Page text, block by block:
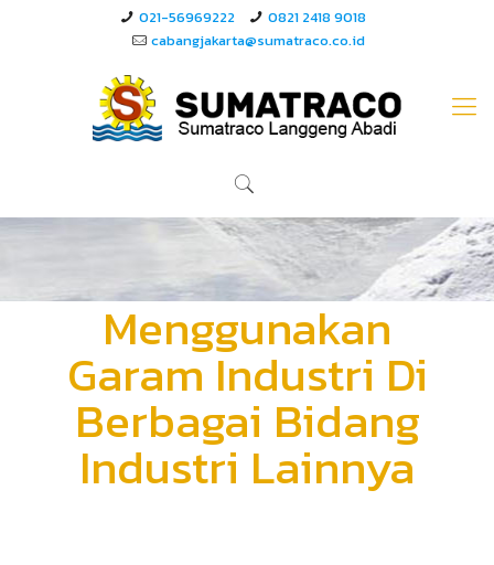
021-56969222
0821 2418 9018
cabangjakarta@sumatraco.co.id
Menggunakan
Garam Industri Di
Berbagai Bidang
Industri Lainnya